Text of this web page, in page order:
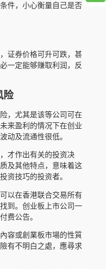
件，小心衡量自己是否
证券价格可升可跌，甚
一定能够赚取利润，反
险
，尤其是该等公司可在
来盈利的情况下在创业
动及流通性很低。
才作出有关的投资决
及其他特点，意味着这
资技巧的投资者。
以在香港联合交易所有
到。创业板上市公司一
费公告。
容或創業板市場的性質
有不明白之處，應尋求